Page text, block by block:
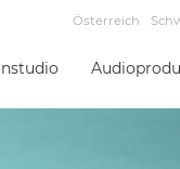
Österreich